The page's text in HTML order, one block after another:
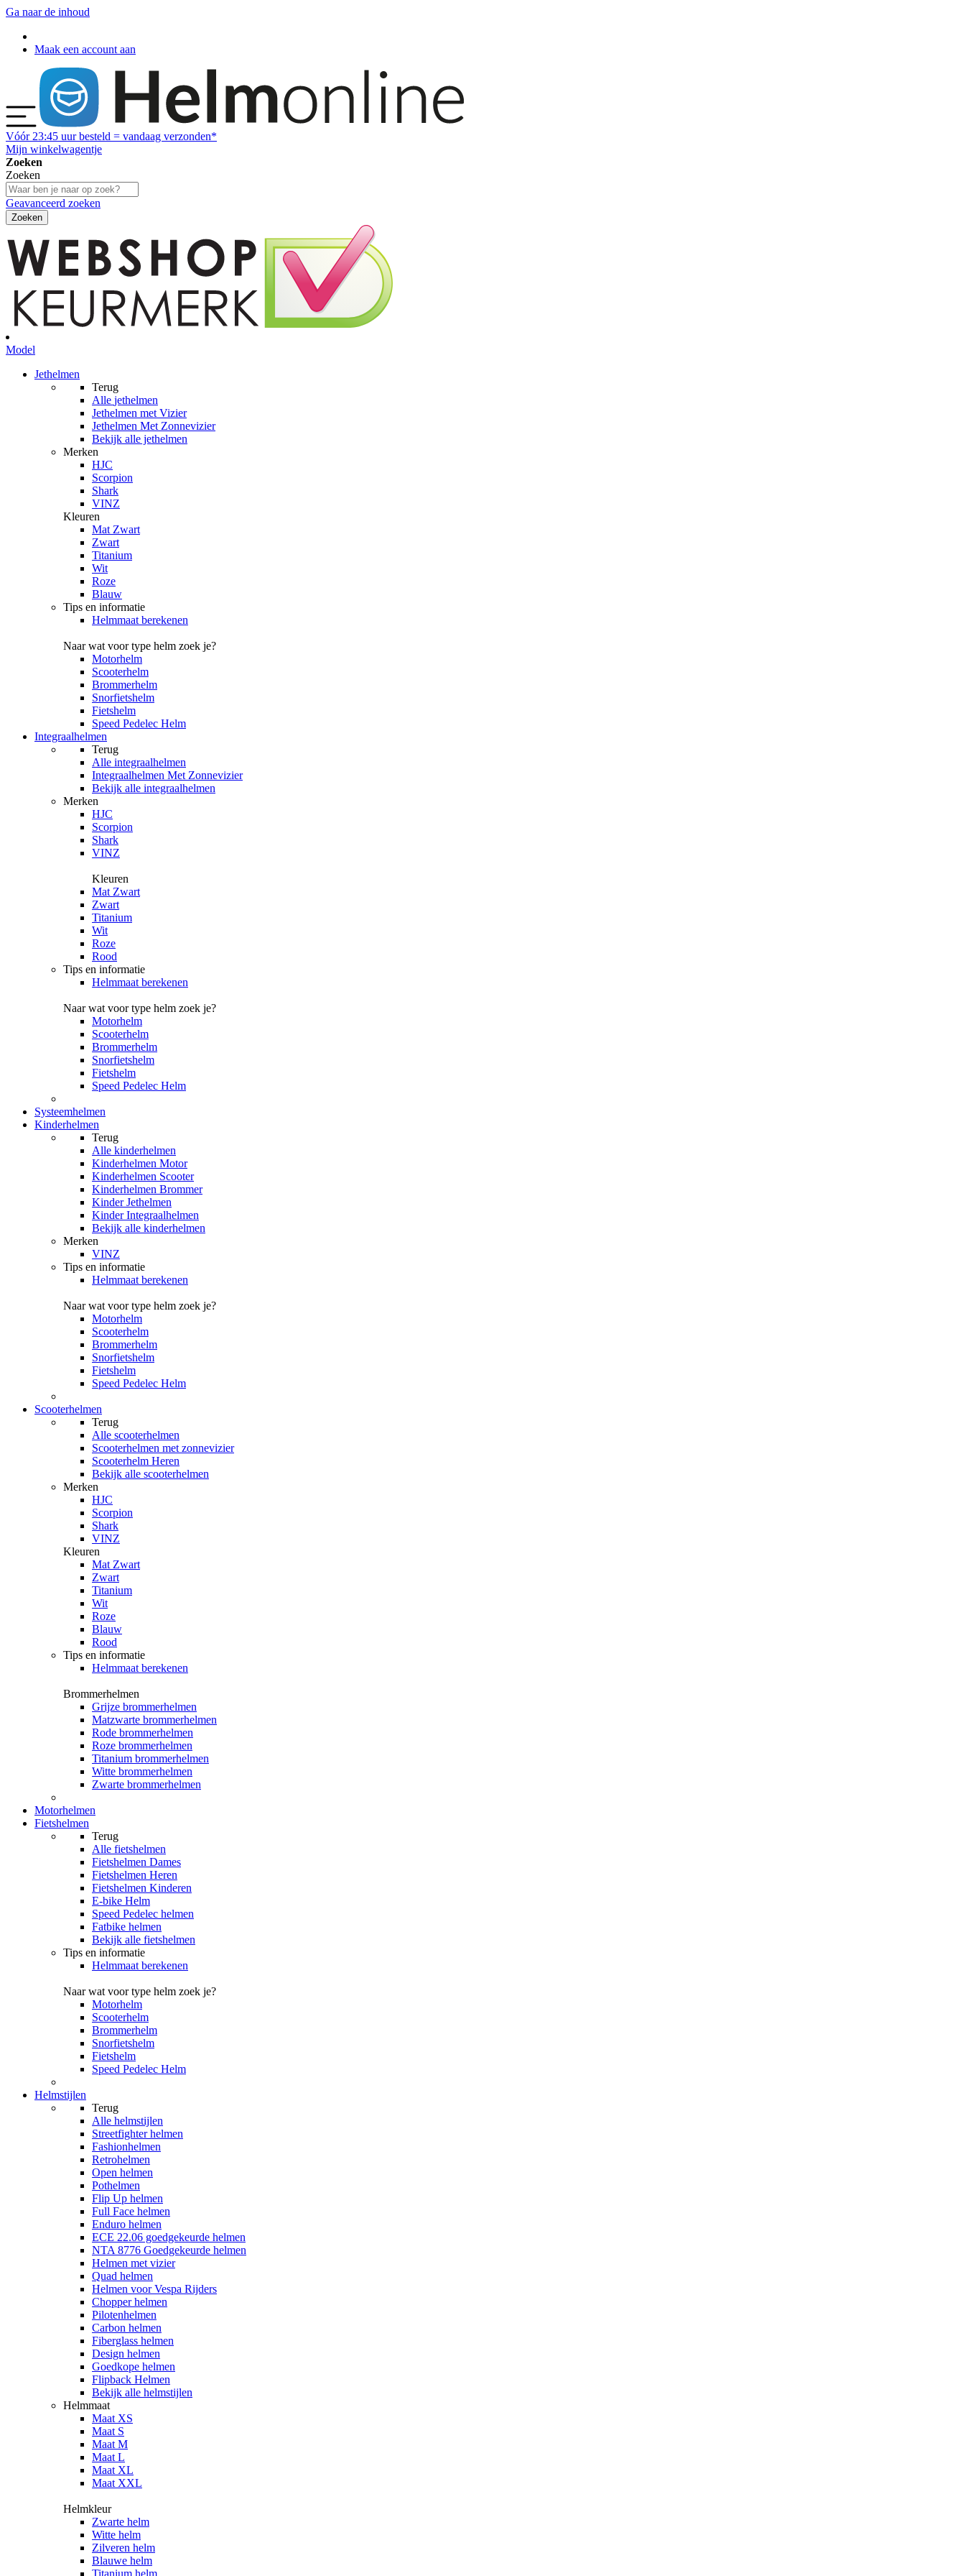
Ga naar de inhoud
Maak een account aan
Vóór 23:45 uur besteld = vandaag verzonden*
Mijn winkelwagentje
Zoeken
Zoeken
Geavanceerd zoeken
Zoeken
Model
Jethelmen
Terug
Alle jethelmen
Jethelmen met Vizier
Jethelmen Met Zonnevizier
Bekijk alle jethelmen
Merken
HJC
Scorpion
Shark
VINZ
Kleuren
Mat Zwart
Zwart
Titanium
Wit
Roze
Blauw
Tips en informatie
Helmmaat berekenen
Naar wat voor type helm zoek je?
Motorhelm
Scooterhelm
Brommerhelm
Snorfietshelm
Fietshelm
Speed Pedelec Helm
Integraalhelmen
Terug
Alle integraalhelmen
Integraalhelmen Met Zonnevizier
Bekijk alle integraalhelmen
Merken
HJC
Scorpion
Shark
VINZ
Kleuren
Mat Zwart
Zwart
Titanium
Wit
Roze
Rood
Tips en informatie
Helmmaat berekenen
Naar wat voor type helm zoek je?
Motorhelm
Scooterhelm
Brommerhelm
Snorfietshelm
Fietshelm
Speed Pedelec Helm
Systeemhelmen
Kinderhelmen
Terug
Alle kinderhelmen
Kinderhelmen Motor
Kinderhelmen Scooter
Kinderhelmen Brommer
Kinder Jethelmen
Kinder Integraalhelmen
Bekijk alle kinderhelmen
Merken
VINZ
Tips en informatie
Helmmaat berekenen
Naar wat voor type helm zoek je?
Motorhelm
Scooterhelm
Brommerhelm
Snorfietshelm
Fietshelm
Speed Pedelec Helm
Scooterhelmen
Terug
Alle scooterhelmen
Scooterhelmen met zonnevizier
Scooterhelm Heren
Bekijk alle scooterhelmen
Merken
HJC
Scorpion
Shark
VINZ
Kleuren
Mat Zwart
Zwart
Titanium
Wit
Roze
Blauw
Rood
Tips en informatie
Helmmaat berekenen
Brommerhelmen
Grijze brommerhelmen
Matzwarte brommerhelmen
Rode brommerhelmen
Roze brommerhelmen
Titanium brommerhelmen
Witte brommerhelmen
Zwarte brommerhelmen
Motorhelmen
Fietshelmen
Terug
Alle fietshelmen
Fietshelmen Dames
Fietshelmen Heren
Fietshelmen Kinderen
E-bike Helm
Speed Pedelec helmen
Fatbike helmen
Bekijk alle fietshelmen
Tips en informatie
Helmmaat berekenen
Naar wat voor type helm zoek je?
Motorhelm
Scooterhelm
Brommerhelm
Snorfietshelm
Fietshelm
Speed Pedelec Helm
Helmstijlen
Terug
Alle helmstijlen
Streetfighter helmen
Fashionhelmen
Retrohelmen
Open helmen
Pothelmen
Flip Up helmen
Full Face helmen
Enduro helmen
ECE 22.06 goedgekeurde helmen
NTA 8776 Goedgekeurde helmen
Helmen met vizier
Quad helmen
Helmen voor Vespa Rijders
Chopper helmen
Pilotenhelmen
Carbon helmen
Fiberglass helmen
Design helmen
Goedkope helmen
Flipback Helmen
Bekijk alle helmstijlen
Helmmaat
Maat XS
Maat S
Maat M
Maat L
Maat XL
Maat XXL
Helmkleur
Zwarte helm
Witte helm
Zilveren helm
Blauwe helm
Titanium helm